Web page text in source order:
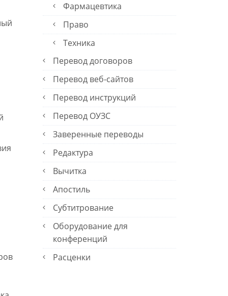
Фармацевтика
Право
Техника
Перевод договоров
Перевод веб-сайтов
Перевод инструкций
Перевод ОУЗС
Заверенные переводы
Редактура
Вычитка
Апостиль
Субтитрование
Оборудование для
конференций
Расценки